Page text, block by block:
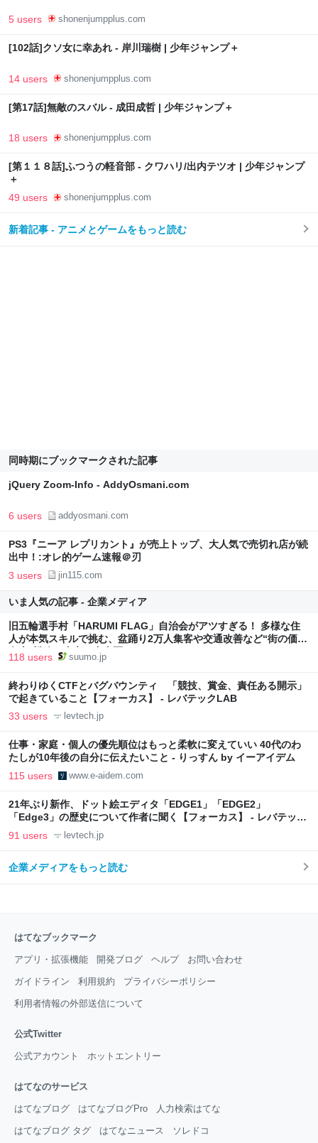
5 users shonenjumpplus.com
[102話]クソ女に幸あれ - 岸川瑞樹 | 少年ジャンプ＋
14 users shonenjumpplus.com
[第17話]無敵のスバル - 成田成哲 | 少年ジャンプ＋
18 users shonenjumpplus.com
[第１１８話]ふつうの軽音部 - クワハリ/出内テツオ | 少年ジャンプ
＋
49 users shonenjumpplus.com
新着記事 - アニメとゲームをもっと読む
同時期にブックマークされた記事
jQuery Zoom-Info - AddyOsmani.com
6 users addyosmani.com
PS3『ニーア レプリカント』が売上トップ、大人気で売切れ店が続
出中！:オレ的ゲーム速報＠刃
3 users jin115.com
いま人気の記事 - 企業メディア
旧五輪選手村「HARUMI FLAG」自治会がアツすぎる！ 多様な住
人が本気スキルで挑む、盆踊り2万人集客や交通改善など“街の価値
向上”戦略 東京・中央区
118 users suumo.jp
終わりゆくCTFとバグバウンティ 「競技、賞金、責任ある開示」
で起きていること【フォーカス】 - レバテックLAB
33 users levtech.jp
仕事・家庭・個人の優先順位はもっと柔軟に変えていい 40代のわ
たしが10年後の自分に伝えたいこと - りっすん by イーアイデム
115 users www.e-aidem.com
21年ぶり新作、ドット絵エディタ「EDGE1」「EDGE2」
「Edge3」の歴史について作者に聞く【フォーカス】 - レバテック
LAB
91 users levtech.jp
企業メディアをもっと読む
はてなブックマーク
アプリ・拡張機能 開発ブログ ヘルプ お問い合わせ
ガイドライン 利用規約 プライバシーポリシー
利用者情報の外部送信について
公式Twitter
公式アカウント ホットエントリー
はてなのサービス
はてなブログ はてなブログPro 人力検索はてな
はてなブログ タグ はてなニュース ソレドコ